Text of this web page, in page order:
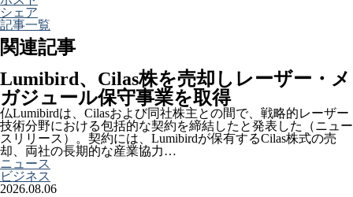
シェア
記事一覧
関連記事
Lumibird、Cilas株を売却しレーザー・メ
ガジュール保守事業を取得
仏Lumibirdは、Cilasおよび同社株主との間で、戦略的レーザー
技術分野における包括的な契約を締結したと発表した（ニュー
スリリース）。契約には、Lumibirdが保有するCilas株式の売
却、両社の長期的な産業協力…
ニュース
ビジネス
2026.08.06